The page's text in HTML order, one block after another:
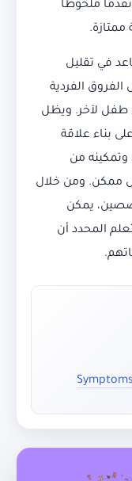
ملحوظًا
في تقليل
الفروق الفردية
طفل لآخر. ويظل
بناء علاقة
وتمكينه من
ممكن. ومن خلال
يمكن
المحدد أن